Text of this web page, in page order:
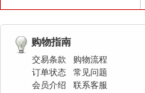
购物指南
交易条款
购物流程
订单状态
常见问题
会员介绍
联系客服